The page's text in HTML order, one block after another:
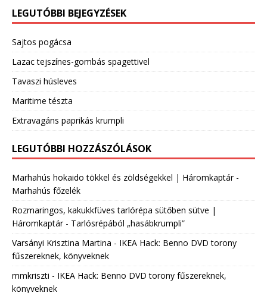
LEGUTÓBBI BEJEGYZÉSEK
Sajtos pogácsa
Lazac tejszínes-gombás spagettivel
Tavaszi húsleves
Maritime tészta
Extravagáns paprikás krumpli
LEGUTÓBBI HOZZÁSZÓLÁSOK
Marhahús hokaido tökkel és zöldségekkel | Háromkaptár-
Marhahús főzelék
Rozmaringos, kakukkfüves tarlórépa sütőben sütve |
Háromkaptár- Tarlósrépából „hasábkrumpli”
Varsányi Krisztina Martina - IKEA Hack: Benno DVD torony
fűszereknek, könyveknek
mmkriszti - IKEA Hack: Benno DVD torony fűszereknek,
könyveknek